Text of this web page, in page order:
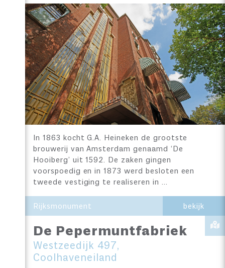
In 1863 kocht G.A. Heineken de grootste
brouwerij van Amsterdam genaamd ‘De
Hooiberg’ uit 1592. De zaken gingen
voorspoedig en in 1873 werd besloten een
tweede vestiging te realiseren in …
Rijksmonument bekijk
De Pepermuntfabriek
Westzeedijk 497,
Coolhaveneiland